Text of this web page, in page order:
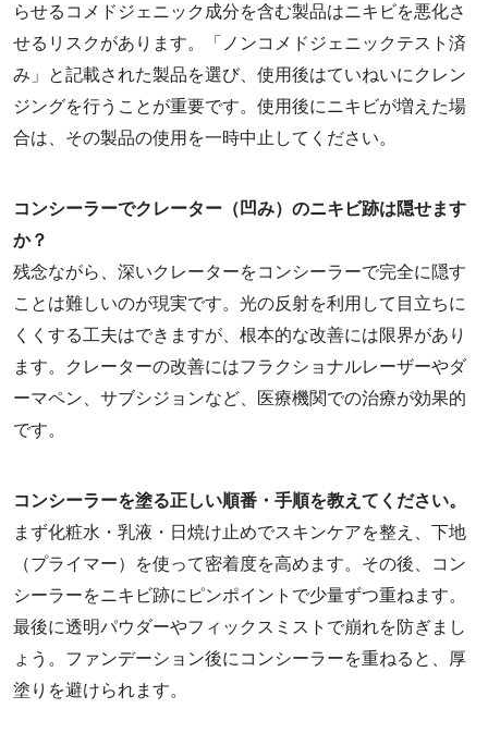
らせるコメドジェニック成分を含む製品はニキビを悪化さ
せるリスクがあります。「ノンコメドジェニックテスト済
み」と記載された製品を選び、使用後はていねいにクレン
ジングを行うことが重要です。使用後にニキビが増えた場
合は、その製品の使用を一時中止してください。
コンシーラーでクレーター（凹み）のニキビ跡は隠せます
か？
残念ながら、深いクレーターをコンシーラーで完全に隠す
ことは難しいのが現実です。光の反射を利用して目立ちに
くくする工夫はできますが、根本的な改善には限界があり
ます。クレーターの改善にはフラクショナルレーザーやダ
ーマペン、サブシジョンなど、医療機関での治療が効果的
です。
コンシーラーを塗る正しい順番・手順を教えてください。
まず化粧水・乳液・日焼け止めでスキンケアを整え、下地
（プライマー）を使って密着度を高めます。その後、コン
シーラーをニキビ跡にピンポイントで少量ずつ重ねます。
最後に透明パウダーやフィックスミストで崩れを防ぎまし
ょう。ファンデーション後にコンシーラーを重ねると、厚
塗りを避けられます。